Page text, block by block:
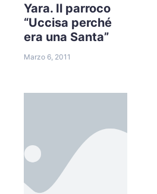
Yara. Il parroco
“Uccisa perché
era una Santa”
Marzo 6, 2011